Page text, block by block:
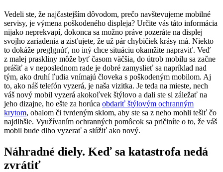
Vedeli ste, že najčastejším dôvodom, prečo navštevujeme mobilné
servisy, je výmena poškodeného displeja? Určite vás táto informácia
nijako neprekvapí, dokonca sa možno práve pozeráte na displej
svojho zariadenia a zisťujete, že už pár chybičiek krásy má. Niekto
to dokáže preglgnúť, no iný chce situáciu okamžite napraviť. Veď
z malej praskliny môže byť časom väčšia, do útrob mobilu sa začne
prášiť a v neposlednom rade je dobré zamyslieť sa napríklad nad
tým, ako druhí ľudia vnímajú človeka s poškodeným mobilom. Aj
to, ako náš telefón vyzerá, je naša vizitka. Je teda na mieste, nech
váš nový mobil vyzerá akokoľvek štýlovo a dali ste si záležať na
jeho dizajne, ho ešte za horúca obdariť štýlovým ochranným
krytom, obalom či tvrdeným sklom, aby ste sa z neho mohli tešiť čo
najdlhšie. Využívaním ochranných pomôcok sa pričiníte o to, že váš
mobil bude dlho vyzerať a slúžiť ako nový.
Náhradné diely. Keď sa katastrofa nedá
zvrátiť